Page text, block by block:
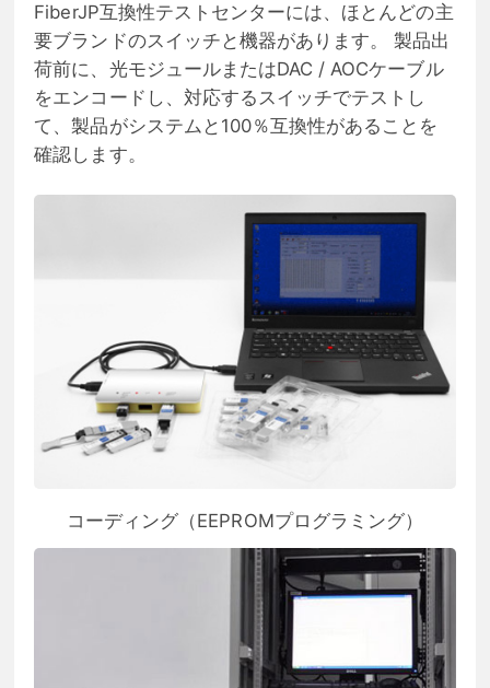
FiberJP互換性テストセンターには、ほとんどの主
要ブランドのスイッチと機器があります。 製品出
荷前に、光モジュールまたはDAC / AOCケーブル
をエンコードし、対応するスイッチでテストし
て、製品がシステムと100％互換性があることを
確認します。
コーディング（EEPROMプログラミング）